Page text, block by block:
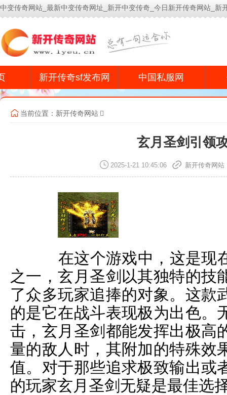
中变传奇网站_最新中变传奇网址_新开中变传奇_今日新开传奇网站_新
新开传奇sf发布网 中国私服网
当前位置： 新开传奇网站
玄月圣剑引领
2025-1-21 10:45:06 新开传奇网站
在这个游戏中，这是现
之一，玄月圣剑以其独特的技
了众多玩家追捧的对象。这款
的是它在战斗表现极为出色。
击，玄月圣剑都能发挥出极高
量的敌人时，其附加的特殊效
值。对于那些追求极致输出或
的玩家玄月圣剑无疑是最佳选